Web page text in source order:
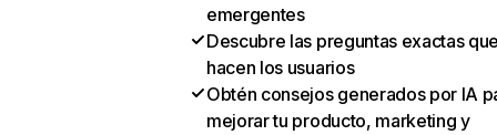
emergentes
Descubre las preguntas exactas
hacen los usuarios
Obtén consejos generados por IA
mejorar tu producto, marketing y